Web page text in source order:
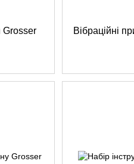
Grosser Вібраційні